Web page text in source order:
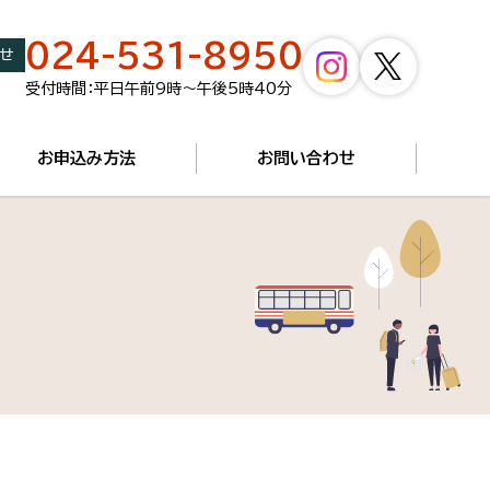
024-531-8950
受付時間：平日午前9時～午後5時40分
お申込み方法 お問い合わせ